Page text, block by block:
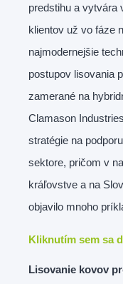
predstihu a vytvára
klientov už vo fáze
najmodernejšie
postupov lisovania
zamerané na
Clamason
stratégie na
sektore, pričom v
kráľovstve a na
objavilo mnoho
Kliknutím sem sa
Lisovanie kovov